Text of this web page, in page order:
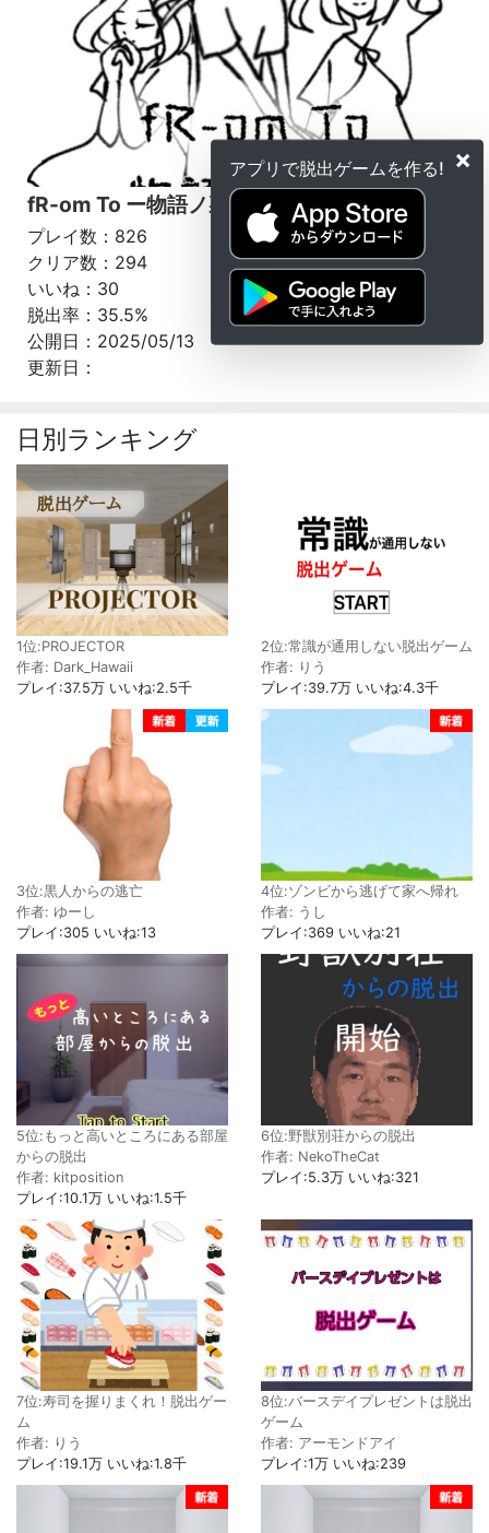
×
アプリで脱出ゲームを作る!
fR-om To ー物語ノ裏側ー
プレイ数：826
クリア数：294
いいね：30
脱出率：35.5%
公開日：2025/05/13
更新日：
日別ランキング
1位:PROJECTOR
作者: Dark_Hawaii
プレイ:37.5万 いいね:2.5千
2位:常識が通用しない脱出ゲーム
作者: りう
プレイ:39.7万 いいね:4.3千
3位:黒人からの逃亡
作者: ゆーし
プレイ:305 いいね:13
4位:ゾンビから逃げて家へ帰れ
作者: うし
プレイ:369 いいね:21
5位:もっと高いところにある部屋
からの脱出
作者: kitposition
プレイ:10.1万 いいね:1.5千
6位:野獣別荘からの脱出
作者: NekoTheCat
プレイ:5.3万 いいね:321
7位:寿司を握りまくれ！脱出ゲー
ム
作者: りう
プレイ:19.1万 いいね:1.8千
8位:バースデイプレゼントは脱出
ゲーム
作者: アーモンドアイ
プレイ:1万 いいね:239